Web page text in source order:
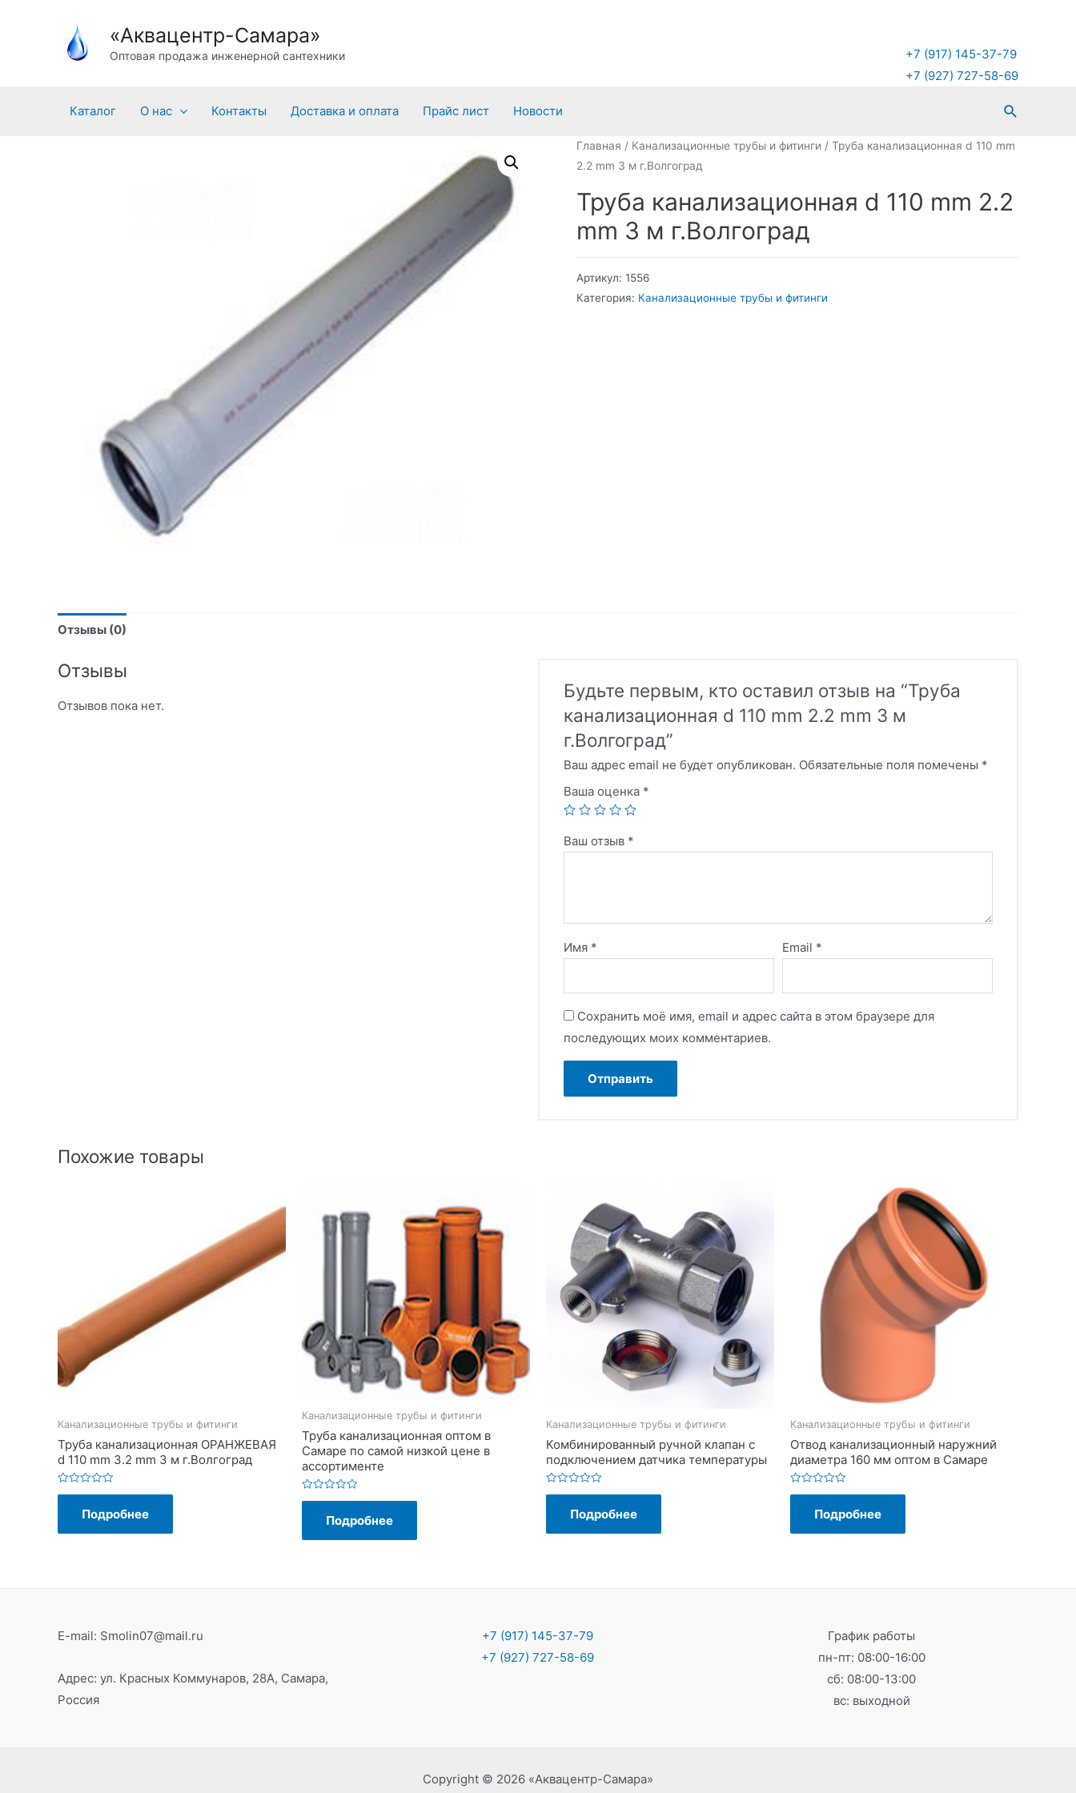
содержимому
«Аквацентр-Самара»
Оптовая продажа инженерной сантехники
+7 (917) 145-37-79
+7 (927) 727-58-69
Каталог О нас Контакты Доставка и оплата Прайс лист Новости Поиск
Главная / Канализационные трубы и фитинги / Труба канализационная d 110 mm
2.2 mm 3 м г.Волгоград
Труба канализационная d 110 mm 2.2
mm 3 м г.Волгоград
Артикул: 1556
Категория: Канализационные трубы и фитинги
Отзывы (0)
Отзывы
Отзывов пока нет.
Будьте первым, кто оставил отзыв на “Труба
канализационная d 110 mm 2.2 mm 3 м
г.Волгоград”
Ваш адрес email не будет опубликован. Обязательные поля помечены *
Ваша оценка *
Ваш отзыв *
Имя * Email *
Сохранить моё имя, email и адрес сайта в этом браузере для
последующих моих комментариев.
Похожие товары
Канализационные трубы и фитинги
Труба канализационная ОРАНЖЕВАЯ
d 110 mm 3.2 mm 3 м г.Волгоград
Оценка
Подробнее
Канализационные трубы и фитинги
Труба канализационная оптом в
Самаре по самой низкой цене в
ассортименте
Оценка
Подробнее
Канализационные трубы и фитинги
Комбинированный ручной клапан с
подключением датчика температуры
Оценка
Подробнее
Канализационные трубы и фитинги
Отвод канализационный наружний
диаметра 160 мм оптом в Самаре
Оценка
Подробнее
E-mail: Smolin07@mail.ru
Адрес: ул. Красных Коммунаров, 28А, Самара,
Россия
+7 (917) 145-37-79
+7 (927) 727-58-69
График работы
пн-пт: 08:00-16:00
сб: 08:00-13:00
вс: выходной
Copyright © 2026 «Аквацентр-Самара»